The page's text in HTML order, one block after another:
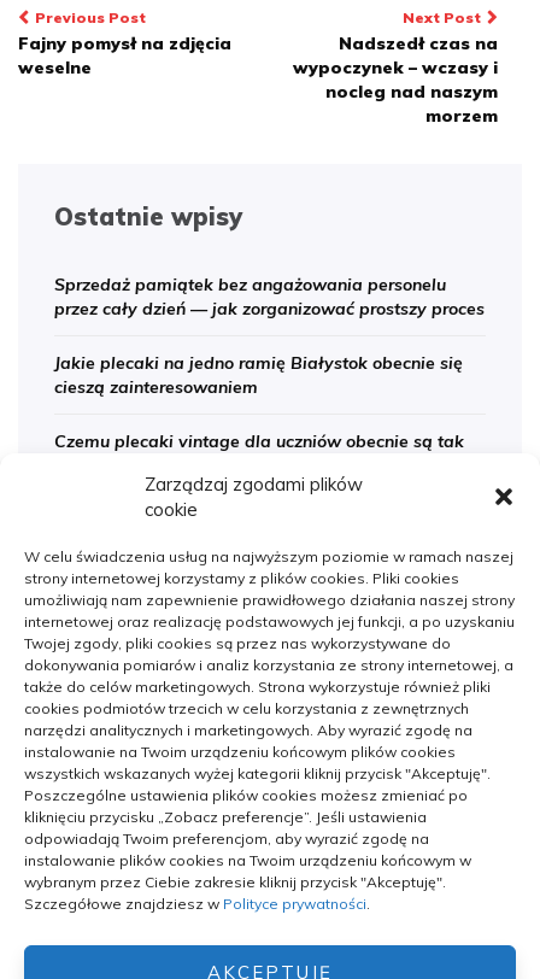
Zarządzaj zgodami plików
cookie
W celu świadczenia usług na najwyższym poziomie w ramach naszej
strony internetowej korzystamy z plików cookies. Pliki cookies
umożliwiają nam zapewnienie prawidłowego działania naszej strony
internetowej oraz realizację podstawowych jej funkcji, a po uzyskaniu
Twojej zgody, pliki cookies są przez nas wykorzystywane do
dokonywania pomiarów i analiz korzystania ze strony internetowej, a
także do celów marketingowych. Strona wykorzystuje również pliki
cookies podmiotów trzecich w celu korzystania z zewnętrznych
narzędzi analitycznych i marketingowych. Aby wyrazić zgodę na
instalowanie na Twoim urządzeniu końcowym plików cookies
wszystkich wskazanych wyżej kategorii kliknij przycisk "Akceptuję".
Poszczególne ustawienia plików cookies możesz zmieniać po
kliknięciu przycisku „Zobacz preferencje”. Jeśli ustawienia
odpowiadają Twoim preferencjom, aby wyrazić zgodę na
instalowanie plików cookies na Twoim urządzeniu końcowym w
wybranym przez Ciebie zakresie kliknij przycisk "Akceptuję".
Szczegółowe znajdziesz w Polityce prywatności.
AKCEPTUJĘ
Nawigacja
wpisu
Previous Post
Fajny pomysł na zdjęcia
weselne
Next Post
Nadszedł czas na
wypoczynek – wczasy i
nocleg nad naszym
morzem
Ostatnie wpisy
Sprzedaż pamiątek bez angażowania personelu
przez cały dzień — jak zorganizować prostszy proces
Jakie plecaki na jedno ramię Białystok obecnie się
cieszą zainteresowaniem
Czemu plecaki vintage dla uczniów obecnie są tak
Jak wybrać dobrą firmę do sanitarnych instalacji w
Dlaczego apartamenty nad morzem cieszą się taką
popularnością
Archiwa
Archiwa